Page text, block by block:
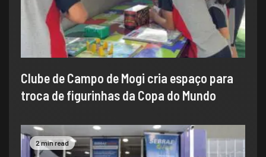
Clube de Campo de Mogi cria espaço para
troca de figurinhas da Copa do Mundo
2 min read